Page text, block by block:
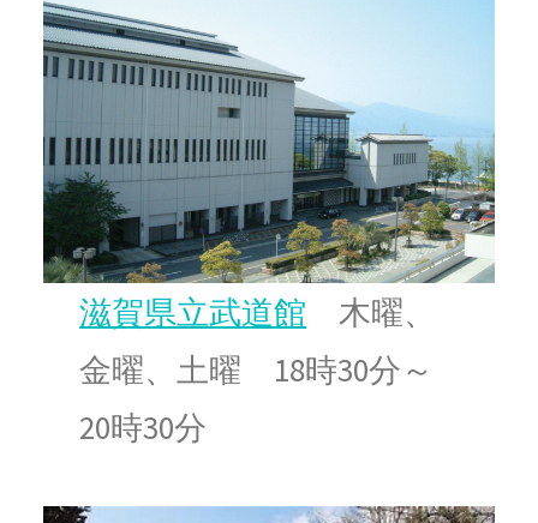
滋賀県立武道館 木曜、
金曜、土曜 18時30分～
20時30分